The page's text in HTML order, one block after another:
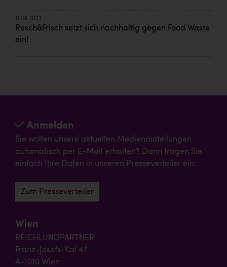
11.09.2023
Resch&Frisch setzt sich nachhaltig gegen Food Waste
ein!
Anmelden
Sie wollen unsere aktuellen Medienmitteilungen
automatisch per E-Mail erhalten? Dann tragen Sie
einfach Ihre Daten in unseren Presseverteiler ein:
Zum Presseverteiler
Wien
REICHLUNDPARTNER
Franz-Josefs-Kai 47
A-1010 Wien